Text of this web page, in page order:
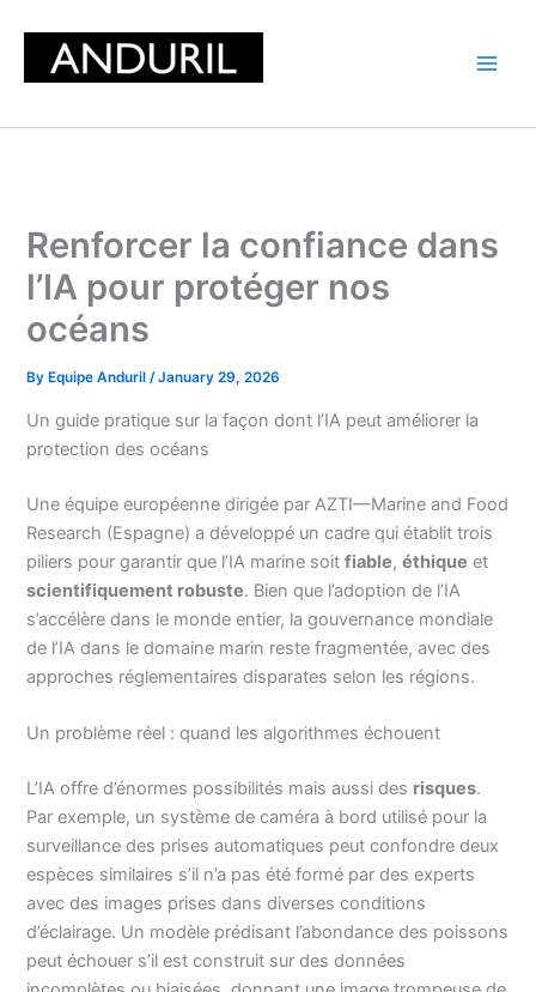
content
Renforcer la confiance dans
l’IA pour protéger nos
océans
By Equipe Anduril/January 29, 2026
Un guide pratique sur la façon dont l’IA peut améliorer la
protection des océans
Une équipe européenne dirigée par AZTI—Marine and Food
Research (Espagne) a développé un cadre qui établit trois
piliers pour garantir que l’IA marine soitfiable,éthique et
scientifiquement robuste. Bien que l’adoption de l’IA
s’accélère dans le monde entier, la gouvernance mondiale
de l’IA dans le domaine marin reste fragmentée, avec des
approches réglementaires disparates selon les régions.
Un problème réel : quand les algorithmes échouent
L’IA offre d’énormes possibilités mais aussi des risques.
Par exemple, un système de caméra à bord utilisé pour la
surveillance des prises automatiques peut confondre deux
espèces similaires s’il n’a pas été formé par des experts
avec des images prises dans diverses conditions
d’éclairage. Un modèle prédisant l’abondance des poissons
peut échouer s’il est construit sur des données